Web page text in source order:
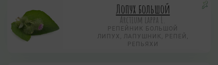
Лопух большой
Arctium lappa L.
РЕПЕЙНИК БОЛЬШОЙ
ЛИПУХ, ЛАПУШНИК, РЕПЕЙ,
РЕПЬЯХИ